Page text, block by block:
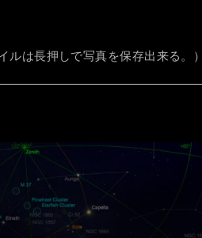
ルは長押しで写真を保存出来る。